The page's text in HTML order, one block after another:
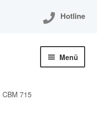
Hotline
Menü
CBM 715